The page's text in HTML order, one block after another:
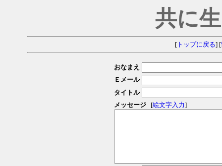
共に
[トップに戻る] [
おなまえ
Ｅメール
タイトル
メッセージ
[絵文字入力]